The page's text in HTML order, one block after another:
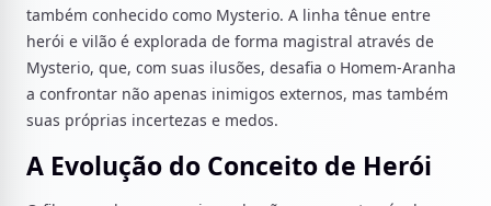
também conhecido como Mysterio. A linha tênue entre
herói e vilão é explorada de forma magistral através de
Mysterio, que, com suas ilusões, desafia o Homem-Aranha
a confrontar não apenas inimigos externos, mas também
suas próprias incertezas e medos.
A Evolução do Conceito de Herói